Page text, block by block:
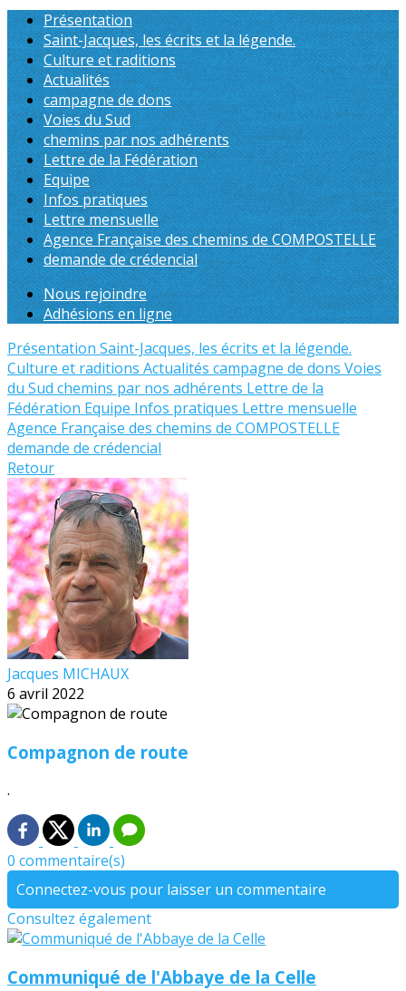
Présentation
Saint-Jacques, les écrits et la légende.
Culture et raditions
Actualités
campagne de dons
Voies du Sud
chemins par nos adhérents
Lettre de la Fédération
Equipe
Infos pratiques
Lettre mensuelle
Agence Française des chemins de COMPOSTELLE
demande de crédencial
Nous rejoindre
Adhésions en ligne
Présentation Saint-Jacques, les écrits et la légende.
Culture et raditions Actualités campagne de dons Voies
du Sud chemins par nos adhérents Lettre de la
Fédération Equipe Infos pratiques Lettre mensuelle
Agence Française des chemins de COMPOSTELLE
demande de crédencial
Retour
Jacques MICHAUX
6 avril 2022
Compagnon de route
.
0 commentaire(s)
Connectez-vous pour laisser un commentaire
Consultez également
Communiqué de l'Abbaye de la Celle